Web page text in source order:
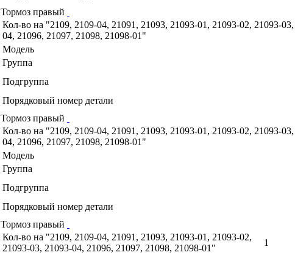
Тормоз правый
Кол-во на "2109, 2109-04, 21091, 21093, 21093-01, 21093-02, 21093-
04, 21096, 21097, 21098, 21098-01"
Модель
Группа
Подгруппа
Порядковый номер детали
Тормоз правый
Кол-во на "2109, 2109-04, 21091, 21093, 21093-01, 21093-02, 21093-
04, 21096, 21097, 21098, 21098-01"
Модель
Группа
Подгруппа
Порядковый номер детали
Тормоз правый
Кол-во на "2109, 2109-04, 21091, 21093, 21093-01, 21093-02,
21093-03, 21093-04, 21096, 21097, 21098, 21098-01"
1